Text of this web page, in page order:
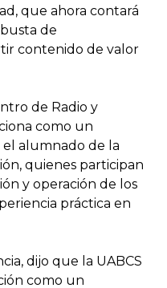
que ahora contará
de
contenido de valor
de Radio y
como un
el alumnado de la
quienes participan
y operación de los
práctica en
dijo que la UABCS
como un